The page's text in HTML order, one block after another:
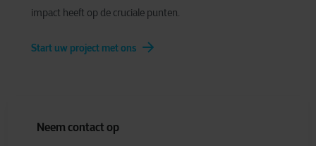
impact heeft op de cruciale punten.
Start uw project met ons
Neem contact op